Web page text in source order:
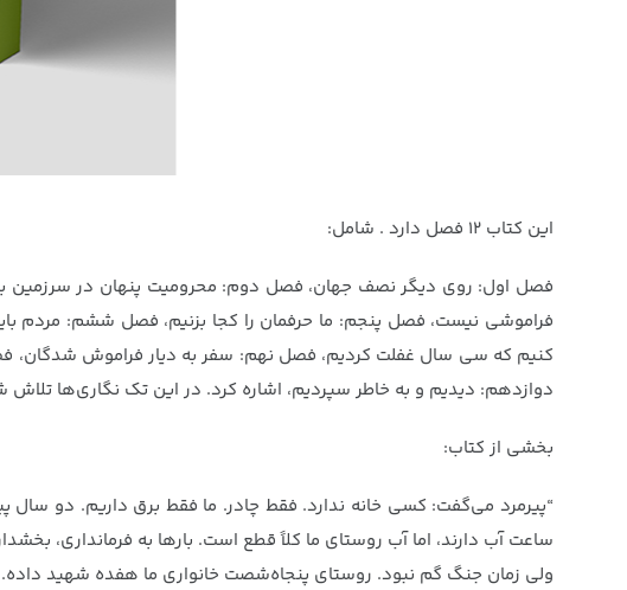
این کتاب ۱۲ فصل دارد . شامل:
فصل اول: روی دیگر نصف جهان، فصل دوم: محرومیت پنهان در سرزمین
فراموشی نیست، فصل پنجم: ما حرفمان را کجا بزنیم، فصل ششم: مردم
کنیم که سی سال غفلت کردیم، فصل نهم: سفر به دیار فراموش شدگان،
دوازدهم: دیدیم و به خاطر سپردیم، اشاره کرد. در این تک نگاری‌ها
بخشی از کتاب:
“پیرمرد می‌گفت: کسی خانه ندارد. فقط چادر. ما فقط برق داریم. دو
ساعت آب دارند، اما آب روستای ما کلاً قطع است. بارها به فرمانداری،
ولی زمان جنگ گم نبود. روستای پنجاه‌شصت خانواری ما هفده شهید داده.